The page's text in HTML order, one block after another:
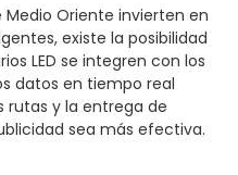
Oriente invierten en
existe la posibilidad
LED se integren con los
datos en tiempo real
rutas y la entrega de
sea más efectiva.